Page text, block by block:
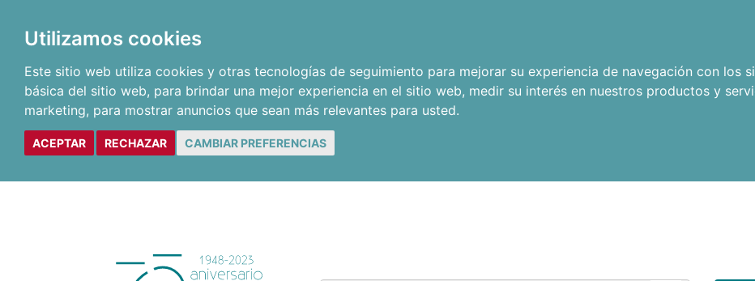
Utilizamos cookies
Este sitio web utiliza cookies y otras tecnologías de seguimiento para mejorar su experiencia de navegación con los
básica del sitio web, para brindar una mejor experiencia en el sitio web, medir su interés en nuestros productos y
marketing, para mostrar anuncios que sean más relevantes para usted.
ACEPTAR RECHAZAR CAMBIAR PREFERENCIAS